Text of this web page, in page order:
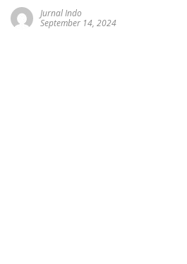
Jurnal Indo
September 14, 2024